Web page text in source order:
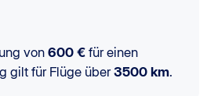
von 600 € für einen
gilt für Flüge über3500 km.